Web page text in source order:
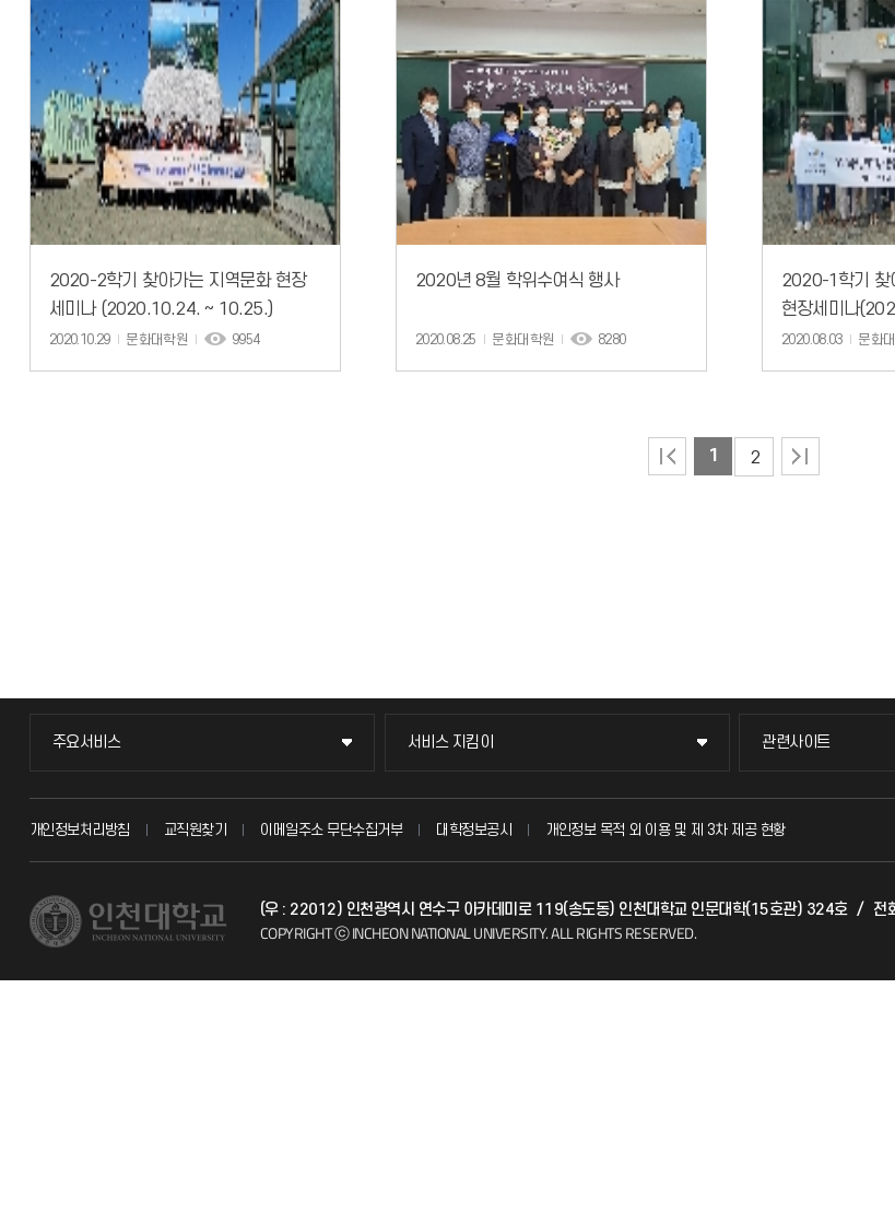
2020-2학기 찾아가는 지역문화 현장
세미나 (2020.10.24. ~ 10.25.)
2020.10.29 문화대학원 9954
2020년 8월 학위수여식 행사
2020.08.25 문화대학원 8280
2020-1학기 찾
현장세미나
2020.08.03 문화
1 2
주요서비스
주요서비스
교무회의방송
시설예약
서비스 지킴이
서비스 지킴이
묻고 답하기
자주 묻는 질문(FAQ)
관련사이트
관련사이트
국방헬프콜
산학협력단
개인정보처리방침 교직원찾기 이메일주소 무단수집거부 대학정보공시 개인정보 목적 외 이용 및 제 3차 제공 현황
(우 : 22012) 인천광역시 연수구 아카데미로 119(송도동) 인천대학교 인문대학(15호관) 324호 / 전
COPYRIGHT ⓒ INCHEON NATIONAL UNIVERSITY.ALL RIGHTS RESERVED.